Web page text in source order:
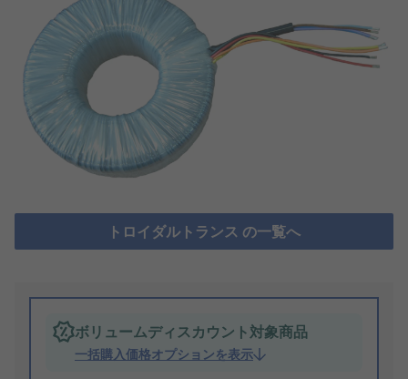
トロイダルトランス の一覧へ
ボリュームディスカウント対象商品
一括購入価格オプションを表示